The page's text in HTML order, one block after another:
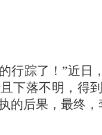
行踪了！”近
下落不明，得
的后果，最终，